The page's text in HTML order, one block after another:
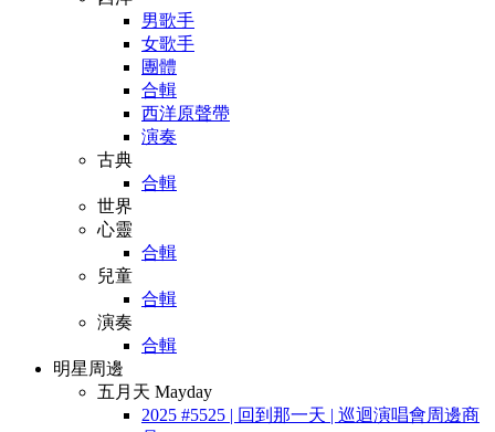
男歌手
女歌手
團體
合輯
西洋原聲帶
演奏
古典
合輯
世界
心靈
合輯
兒童
合輯
演奏
合輯
明星周邊
五月天 Mayday
2025 #5525 | 回到那一天 | 巡迴演唱會周邊商